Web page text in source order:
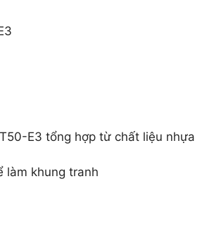
E3 tổng hợp từ chất liệu nhựa
làm khung tranh